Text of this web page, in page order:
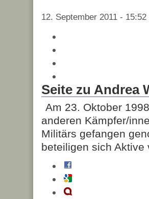
12. September 2011 -
Seite zu Andrea
Am 23. Oktober
anderen Kämpfer/
Militärs gefangen
beteiligen sich Aktive